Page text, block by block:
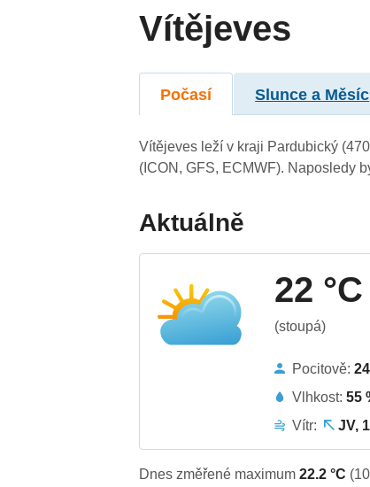
Vítějeves
Počasí Slunce a Měsíc
Vítějeves leží v kraji Pardubický
(ICON, GFS, ECMWF). Naposledy
Aktuálně
22 °C
(stoupá)
Pocitově:
Vlhkost:55
Vítr:
JV,
Dnes změřené maximum22.2 °C